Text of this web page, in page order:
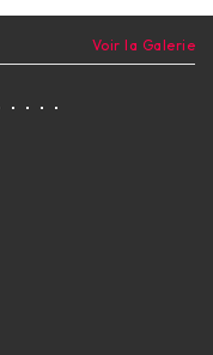
Voir la Galerie